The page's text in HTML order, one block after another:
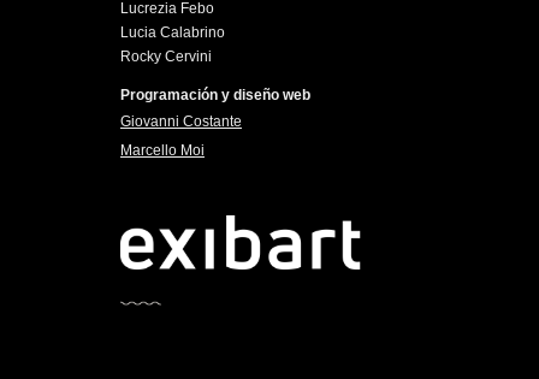
Lucrezia Febo
Lucia Calabrino
Rocky Cervini
Programación y diseño web
Giovanni Costante
Marcello Moi